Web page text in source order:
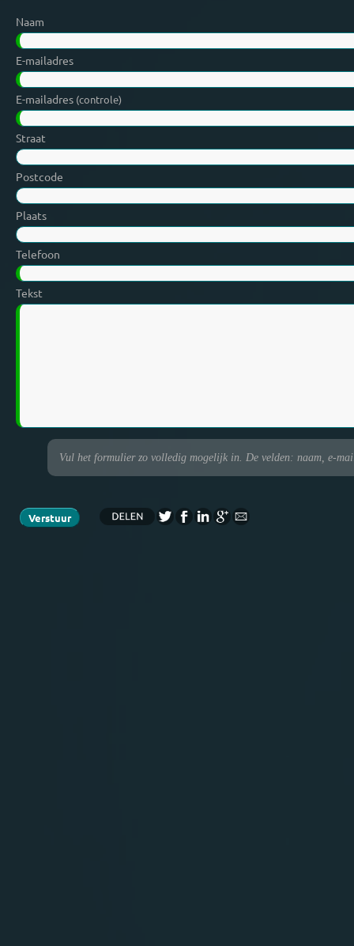
Naam
E-mailadres
E-mailadres (controle)
Straat
Postcode
Plaats
Telefoon
Tekst
Vul het formulier zo volledig mogelijk in. De velden: naam, e-